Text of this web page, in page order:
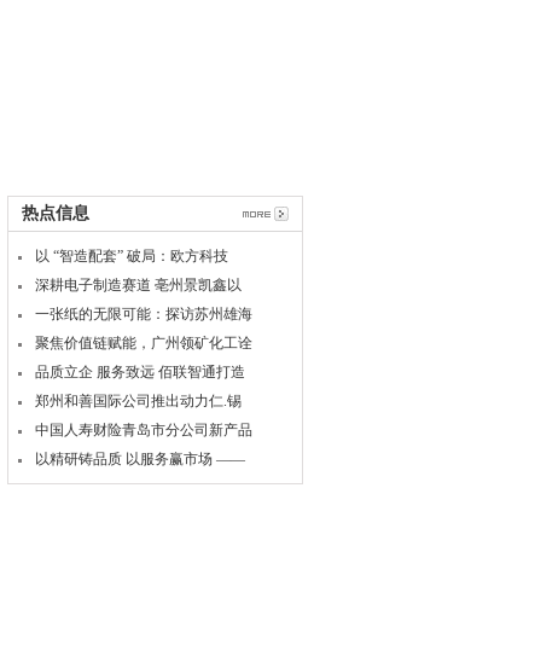
热点信息
以 “智造配套” 破局：欧方科技
深耕电子制造赛道 亳州景凯鑫以
一张纸的无限可能：探访苏州雄海
聚焦价值链赋能，广州领矿化工诠
品质立企 服务致远 佰联智通打造
郑州和善国际公司推出动力仁.锡
中国人寿财险青岛市分公司新产品
以精研铸品质 以服务赢市场 ——